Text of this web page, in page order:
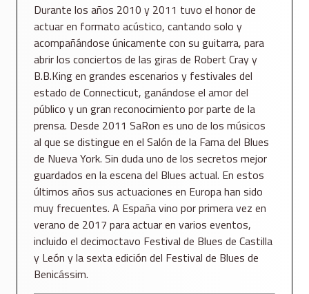
Durante los años 2010 y 2011 tuvo el honor de
actuar en formato acústico, cantando solo y
acompañándose únicamente con su guitarra, para
abrir los conciertos de las giras de Robert Cray y
B.B.King en grandes escenarios y festivales del
estado de Connecticut, ganándose el amor del
público y un gran reconocimiento por parte de la
prensa. Desde 2011 SaRon es uno de los músicos
al que se distingue en el Salón de la Fama del Blues
de Nueva York. Sin duda uno de los secretos mejor
guardados en la escena del Blues actual. En estos
últimos años sus actuaciones en Europa han sido
muy frecuentes. A España vino por primera vez en
verano de 2017 para actuar en varios eventos,
incluido el decimoctavo Festival de Blues de Castilla
y León y la sexta edición del Festival de Blues de
Benicássim.